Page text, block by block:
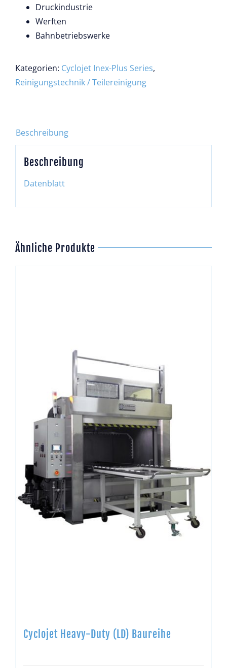
Druckindustrie
Werften
Bahnbetriebswerke
Kategorien: Cyclojet Inex-Plus Series,
Reinigungstechnik / Teilereinigung
Beschreibung
Beschreibung
Datenblatt
Ähnliche Produkte
Cyclojet Heavy-Duty (LD) Baureihe